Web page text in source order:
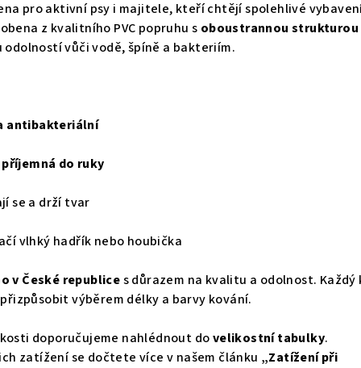
pro aktivní psy i majitele, kteří chtějí spolehlivé
z kvalitního PVC popruhu s oboustrannou
odolností vůči vodě, špíně a bakteriím.
antibakteriální
do ruky
se a drží tvar
vlhký hadřík nebo houbička
v České republices důrazem na kvalitu a odolnost. Každý
výběrem délky a barvy kování.
doporučujeme nahlédnout dovelikostní tabulky.
zatížení se dočtete více v našem článku „Zatížení při